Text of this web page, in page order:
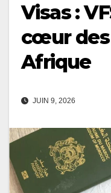
Visas :
cœur
Afrique
JUIN 9, 2026